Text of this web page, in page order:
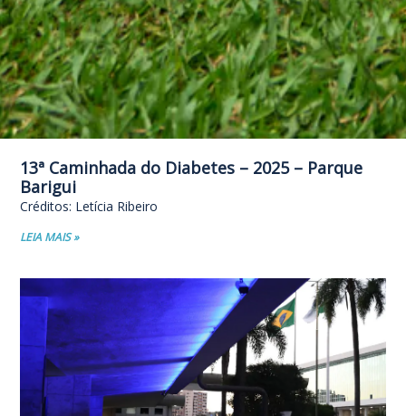
13ª Caminhada do Diabetes – 2025 – Parque
Barigui
Créditos: Letícia Ribeiro
LEIA MAIS »